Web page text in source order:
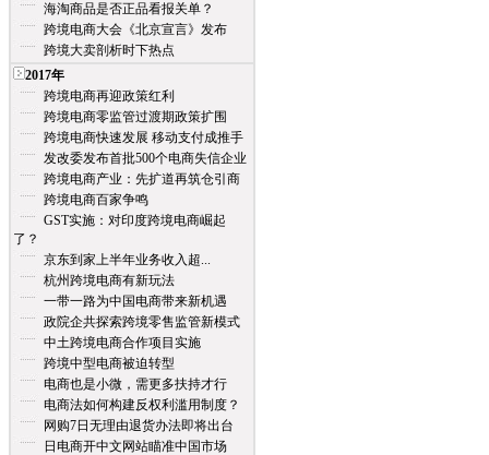
海淘商品是否正品看报关单？
跨境电商大会《北京宣言》发布
跨境大卖剖析时下热点
2017年
跨境电商再迎政策红利
跨境电商零监管过渡期政策扩围
跨境电商快速发展 移动支付成推手
发改委发布首批500个电商失信企业
跨境电商产业：先扩道再筑仓引商
跨境电商百家争鸣
GST实施：对印度跨境电商崛起
了？
京东到家上半年业务收入超...
杭州跨境电商有新玩法
一带一路为中国电商带来新机遇
政院企共探索跨境零售监管新模式
中土跨境电商合作项目实施
跨境中型电商被迫转型
电商也是小微，需更多扶持才行
电商法如何构建反权利滥用制度？
网购7日无理由退货办法即将出台
日电商开中文网站瞄准中国市场